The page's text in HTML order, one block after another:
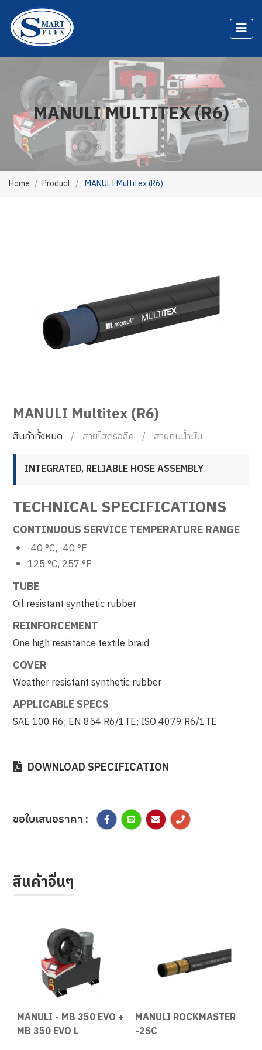
MANULI MULTITEX (R6)
Home Product MANULI Multitex (R6)
MANULI Multitex (R6)
สินค้าทั้งหมด สายไฮดรอลิค สายทนน้ำมัน
INTEGRATED, RELIABLE HOSE ASSEMBLY
TECHNICAL SPECIFICATIONS
CONTINUOUS SERVICE TEMPERATURE RANGE
-40 °C, -40 °F
125 °C, 257 °F
TUBE
Oil resistant synthetic rubber
REINFORCEMENT
One high resistance textile braid
COVER
Weather resistant synthetic rubber
APPLICABLE SPECS
SAE 100 R6; EN 854 R6/1TE; ISO 4079 R6/1TE
DOWNLOAD SPECIFICATION
ขอใบเสนอราคา :
สินค้าอื่นๆ
MANULI - MB 350 EVO +
MB 350 EVO L
MANULI ROCKMASTER
-2SC